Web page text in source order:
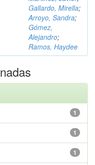
Gallardo, Mirella;
Arroyo, Sandra;
Gómez,
Alejandro;
Ramos, Haydee
1
1
1